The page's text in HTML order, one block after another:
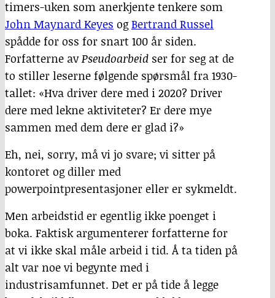
timers-uken som anerkjente tenkere som
John Maynard Keyes ogBertrand Russel
spådde for oss for snart 100 år siden.
Forfatterne avPseudoarbeid ser for seg at de
to stiller leserne følgende spørsmål fra 1930-
tallet: «Hva driver dere med i 2020? Driver
dere med lekne aktiviteter? Er dere mye
sammen med dem dere er glad i?»
Eh, nei, sorry, må vi jo svare; vi sitter på
kontoret og diller med
powerpointpresentasjoner eller er sykmeldt.
Men arbeidstid er egentlig ikke poenget i
boka. Faktisk argumenterer forfatterne for
at vi ikke skal måle arbeid i tid. Å ta tiden på
alt var noe vi begynte med i
industrisamfunnet. Det er på tide å legge